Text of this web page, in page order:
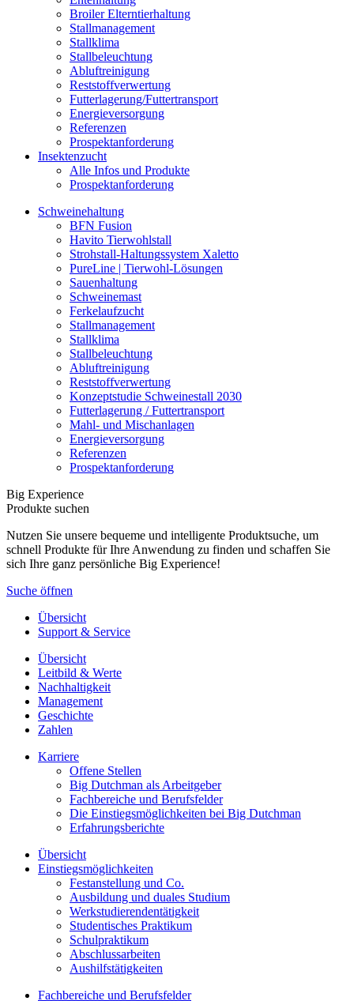
Broiler Elterntierhaltung
Stallmanagement
Stallklima
Stallbeleuchtung
Abluftreinigung
Reststoffverwertung
Futterlagerung/Futtertransport
Energieversorgung
Referenzen
Prospektanforderung
Insektenzucht
Alle Infos und Produkte
Prospektanforderung
Schweinehaltung
BFN Fusion
Havito Tierwohlstall
Strohstall-Haltungssystem Xaletto
PureLine | Tierwohl-Lösungen
Sauenhaltung
Schweinemast
Ferkelaufzucht
Stallmanagement
Stallklima
Stallbeleuchtung
Abluftreinigung
Reststoffverwertung
Konzeptstudie Schweinestall 2030
Futterlagerung / Futtertransport
Mahl- und Mischanlagen
Energieversorgung
Referenzen
Prospektanforderung
Big Experience
Produkte suchen
Nutzen Sie unsere bequeme und intelligente Produktsuche, um
schnell Produkte für Ihre Anwendung zu finden und schaffen Sie
sich Ihre ganz persönliche Big Experience!
Suche öffnen
Übersicht
Support & Service
Übersicht
Leitbild & Werte
Nachhaltigkeit
Management
Geschichte
Zahlen
Karriere
Offene Stellen
Big Dutchman als Arbeitgeber
Fachbereiche und Berufsfelder
Die Einstiegsmöglichkeiten bei Big Dutchman
Erfahrungsberichte
Übersicht
Einstiegsmöglichkeiten
Festanstellung und Co.
Ausbildung und duales Studium
Werkstudierendentätigkeit
Studentisches Praktikum
Schulpraktikum
Abschlussarbeiten
Aushilfstätigkeiten
Fachbereiche und Berufsfelder